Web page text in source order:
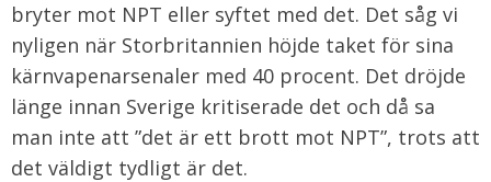
bryter mot NPT eller syftet med det. Det såg vi
nyligen när Storbritannien höjde taket för sina
kärnvapenarsenaler med 40 procent. Det dröjde
länge innan Sverige kritiserade det och då sa
man inte att ”det är ett brott mot NPT”, trots att
det väldigt tydligt är det.